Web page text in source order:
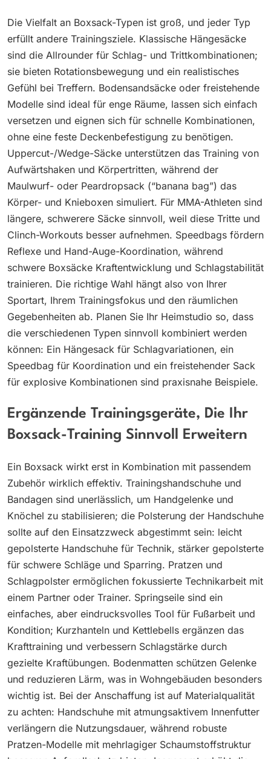
Die Vielfalt an Boxsack-Typen ist groß, und jeder Typ
erfüllt andere Trainingsziele. Klassische Hängesäcke
sind die Allrounder für Schlag- und Trittkombinationen;
sie bieten Rotationsbewegung und ein realistisches
Gefühl bei Treffern. Bodensandsäcke oder freistehende
Modelle sind ideal für enge Räume, lassen sich einfach
versetzen und eignen sich für schnelle Kombinationen,
ohne eine feste Deckenbefestigung zu benötigen.
Uppercut-/Wedge-Säcke unterstützen das Training von
Aufwärtshaken und Körpertritten, während der
Maulwurf- oder Peardropsack (“banana bag”) das
Körper- und Knieboxen simuliert. Für MMA-Athleten sind
längere, schwerere Säcke sinnvoll, weil diese Tritte und
Clinch-Workouts besser aufnehmen. Speedbags fördern
Reflexe und Hand-Auge-Koordination, während
schwere Boxsäcke Kraftentwicklung und Schlagstabilität
trainieren. Die richtige Wahl hängt also von Ihrer
Sportart, Ihrem Trainingsfokus und den räumlichen
Gegebenheiten ab. Planen Sie Ihr Heimstudio so, dass
die verschiedenen Typen sinnvoll kombiniert werden
können: Ein Hängesack für Schlagvariationen, ein
Speedbag für Koordination und ein freistehender Sack
für explosive Kombinationen sind praxisnahe Beispiele.
Ergänzende Trainingsgeräte, Die Ihr
Boxsack-Training Sinnvoll Erweitern
Ein Boxsack wirkt erst in Kombination mit passendem
Zubehör wirklich effektiv. Trainingshandschuhe und
Bandagen sind unerlässlich, um Handgelenke und
Knöchel zu stabilisieren; die Polsterung der Handschuhe
sollte auf den Einsatzzweck abgestimmt sein: leicht
gepolsterte Handschuhe für Technik, stärker gepolsterte
für schwere Schläge und Sparring. Pratzen und
Schlagpolster ermöglichen fokussierte Technikarbeit mit
einem Partner oder Trainer. Springseile sind ein
einfaches, aber eindrucksvolles Tool für Fußarbeit und
Kondition; Kurzhanteln und Kettlebells ergänzen das
Krafttraining und verbessern Schlagstärke durch
gezielte Kraftübungen. Bodenmatten schützen Gelenke
und reduzieren Lärm, was in Wohngebäuden besonders
wichtig ist. Bei der Anschaffung ist auf Materialqualität
zu achten: Handschuhe mit atmungsaktivem Innenfutter
verlängern die Nutzungsdauer, während robuste
Pratzen-Modelle mit mehrlagiger Schaumstoffstruktur